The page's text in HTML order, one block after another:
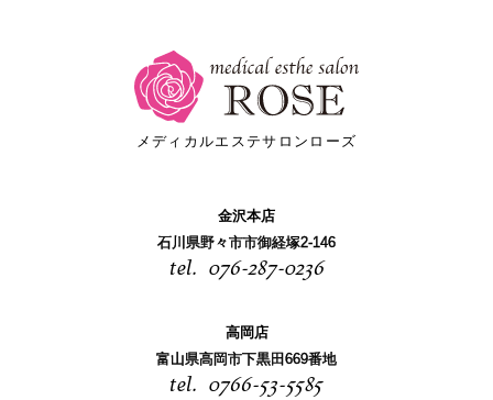
メディカルエステサロンローズ
金沢本店
石川県野々市市御経塚2-146
076-287-0236
高岡店
富山県高岡市下黒田669番地
0766-53-5585